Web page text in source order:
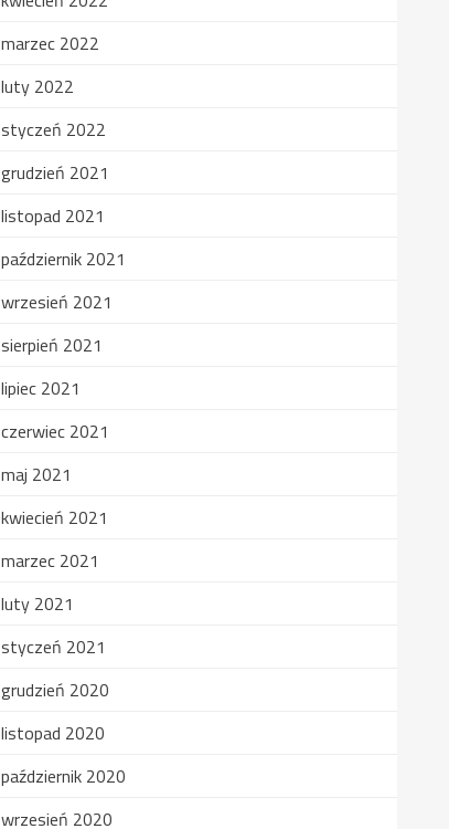
marzec 2022
luty 2022
styczeń 2022
grudzień 2021
listopad 2021
październik 2021
wrzesień 2021
sierpień 2021
lipiec 2021
czerwiec 2021
maj 2021
kwiecień 2021
marzec 2021
luty 2021
styczeń 2021
grudzień 2020
listopad 2020
październik 2020
wrzesień 2020